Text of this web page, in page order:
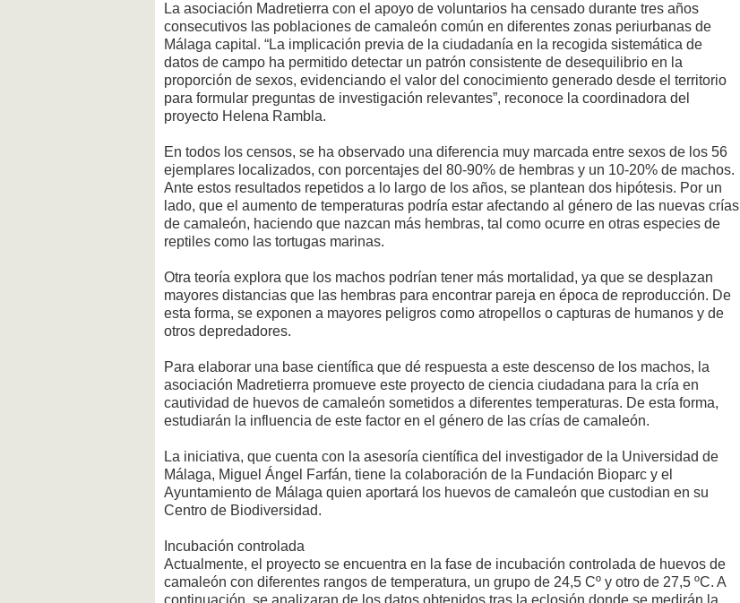
La asociación Madretierra con el apoyo de voluntarios ha censado durante tres años
consecutivos las poblaciones de camaleón común en diferentes zonas periurbanas de
Málaga capital. “La implicación previa de la ciudadanía en la recogida sistemática de
datos de campo ha permitido detectar un patrón consistente de desequilibrio en la
proporción de sexos, evidenciando el valor del conocimiento generado desde el territorio
para formular preguntas de investigación relevantes”, reconoce la coordinadora del
proyecto Helena Rambla.
En todos los censos, se ha observado una diferencia muy marcada entre sexos de los 56
ejemplares localizados, con porcentajes del 80-90% de hembras y un 10-20% de machos.
Ante estos resultados repetidos a lo largo de los años, se plantean dos hipótesis. Por un
lado, que el aumento de temperaturas podría estar afectando al género de las nuevas crías
de camaleón, haciendo que nazcan más hembras, tal como ocurre en otras especies de
reptiles como las tortugas marinas.
Otra teoría explora que los machos podrían tener más mortalidad, ya que se desplazan
mayores distancias que las hembras para encontrar pareja en época de reproducción. De
esta forma, se exponen a mayores peligros como atropellos o capturas de humanos y de
otros depredadores.
Para elaborar una base científica que dé respuesta a este descenso de los machos, la
asociación Madretierra promueve este proyecto de ciencia ciudadana para la cría en
cautividad de huevos de camaleón sometidos a diferentes temperaturas. De esta forma,
estudiarán la influencia de este factor en el género de las crías de camaleón.
La iniciativa, que cuenta con la asesoría científica del investigador de la Universidad de
Málaga, Miguel Ángel Farfán, tiene la colaboración de la Fundación Bioparc y el
Ayuntamiento de Málaga quien aportará los huevos de camaleón que custodian en su
Centro de Biodiversidad.
Incubación controlada
Actualmente, el proyecto se encuentra en la fase de incubación controlada de huevos de
camaleón con diferentes rangos de temperatura, un grupo de 24,5 Cº y otro de 27,5 ºC. A